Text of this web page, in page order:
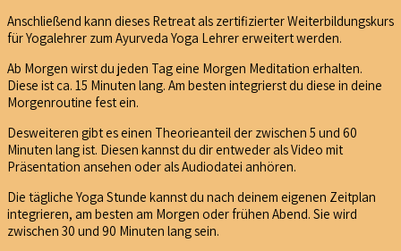
Anschließend kann dieses Retreat als zertifizierter Weiterbildungskurs
für Yogalehrer zum Ayurveda Yoga Lehrer erweitert werden.
Ab Morgen wirst du jeden Tag eine Morgen Meditation erhalten.
Diese ist ca. 15 Minuten lang. Am besten integrierst du diese in deine
Morgenroutine fest ein.
Desweiteren gibt es einen Theorieanteil der zwischen 5 und 60
Minuten lang ist. Diesen kannst du dir entweder als Video mit
Präsentation ansehen oder als Audiodatei anhören.
Die tägliche Yoga Stunde kannst du nach deinem eigenen Zeitplan
integrieren, am besten am Morgen oder frühen Abend. Sie wird
zwischen 30 und 90 Minuten lang sein.